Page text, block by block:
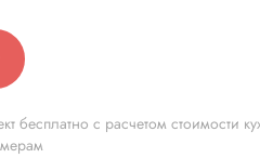
бесплатно с расчетом стоимости